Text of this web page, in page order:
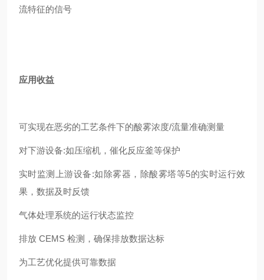
流特征的信号
应用收益
可实现在恶劣的工艺条件下的酸雾浓度/流量准确测量
对下游设备:如压缩机，催化反应釜等保护
实时监测上游设备:如除雾器，除酸雾塔等5的实时运行效
果，数据及时反馈
气体处理系统的运行状态监控
排放 CEMS 检测，确保排放数据达标
为工艺优化提供可靠数据